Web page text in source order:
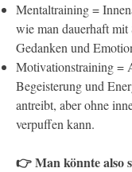
Mentaltraining =
wie man dauerhaft mit
Gedanken und
Motivationstraining =
Begeisterung und
antreibt, aber ohne
verpuffen kann.
👉 Man könnte also